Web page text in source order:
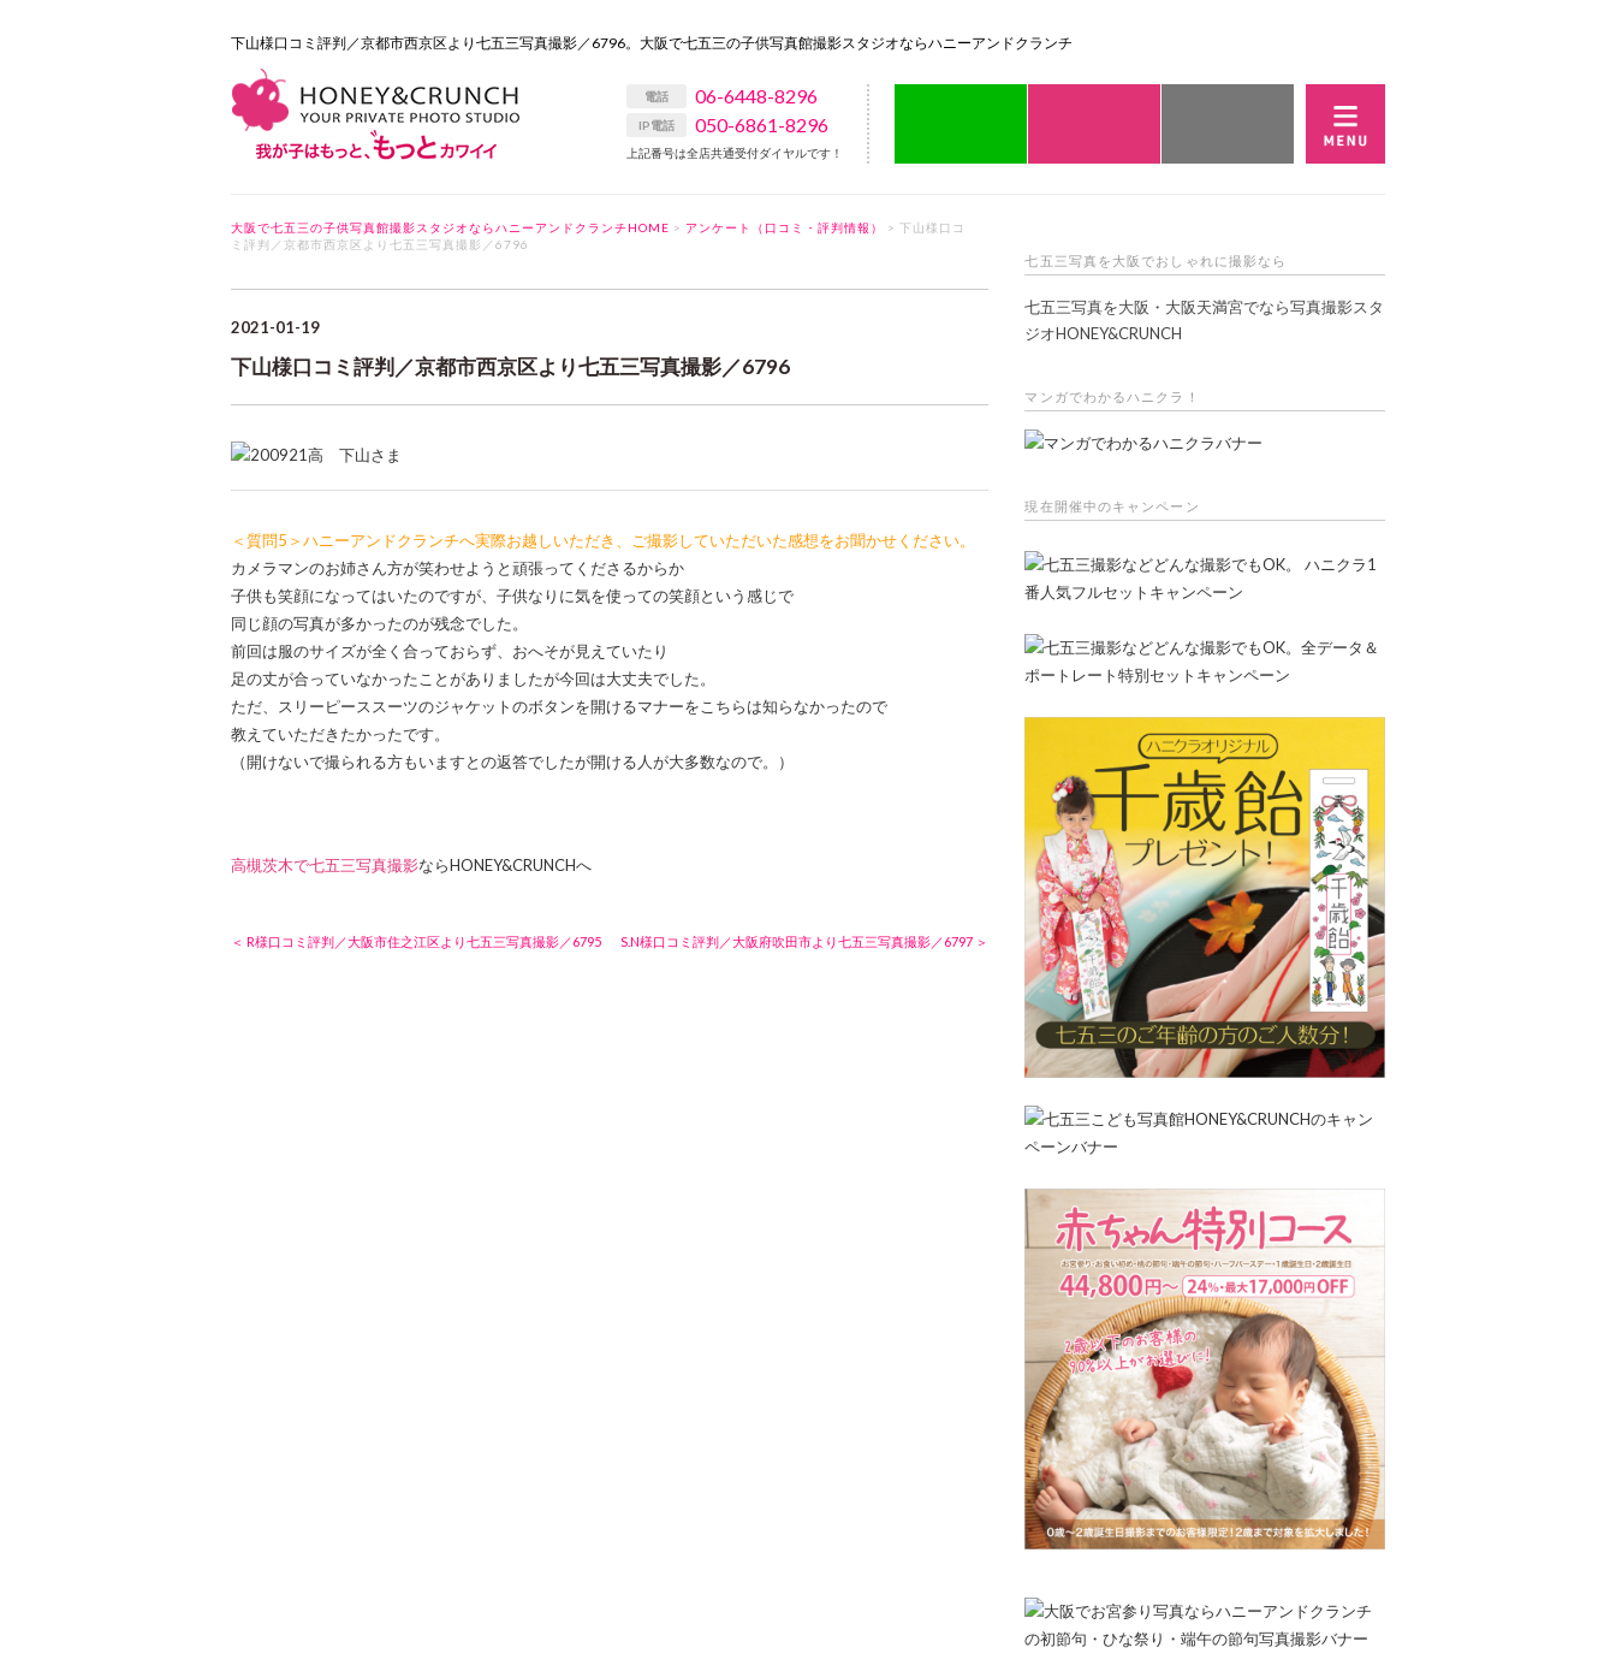
下山様口コミ評判／京都市西京区より七五三写真撮影／6796。大阪で七五三の子供写真館撮影スタジオならハニーアンドクランチ
電話 06-6448-8296
IP電話 050-6861-8296
上記番号は全店共通受付ダイヤルです！
大阪で七五三の子供写真館撮影スタジオならハニーアンドクランチHOME > アンケート（口コミ・評判情報）
> 下山様口コ
ミ評判／京都市西京区より七五三写真撮影／6796
2021-01-19
下山様口コミ評判／京都市西京区より七五三写真撮影／6796
＜質問5＞ハニーアンドクランチへ実際お越しいただき、ご撮影していただいた感想をお聞かせください。
カメラマンのお姉さん方が笑わせようと頑張ってくださるからか
子供も笑顔になってはいたのですが、子供なりに気を使っての笑顔という感じで
同じ顔の写真が多かったのが残念でした。
前回は服のサイズが全く合っておらず、おへそが見えていたり
足の丈が合っていなかったことがありましたが今回は大丈夫でした。
ただ、スリーピーススーツのジャケットのボタンを開けるマナーをこちらは知らなかったので
教えていただきたかったです。
（開けないで撮られる方もいますとの返答でしたが開ける人が大多数なので。）
高槻茨木で七五三写真撮影ならHONEY&CRUNCHへ
＜ R様口コミ評判／大阪市住之江区より七五三写真撮影／6795 S.N様口コミ評判／大阪府吹田市より七五三写真撮影／6797 ＞
七五三写真を大阪でおしゃれに撮影なら
七五三写真を大阪・大阪天満宮でなら写真撮影スタ
ジオHONEY&CRUNCH
マンガでわかるハニクラ！
現在開催中のキャンペーン